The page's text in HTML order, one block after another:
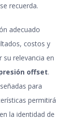
recuerda.
adecuado
costos y
relevancia en
offset.
para
permitirá
la identidad de